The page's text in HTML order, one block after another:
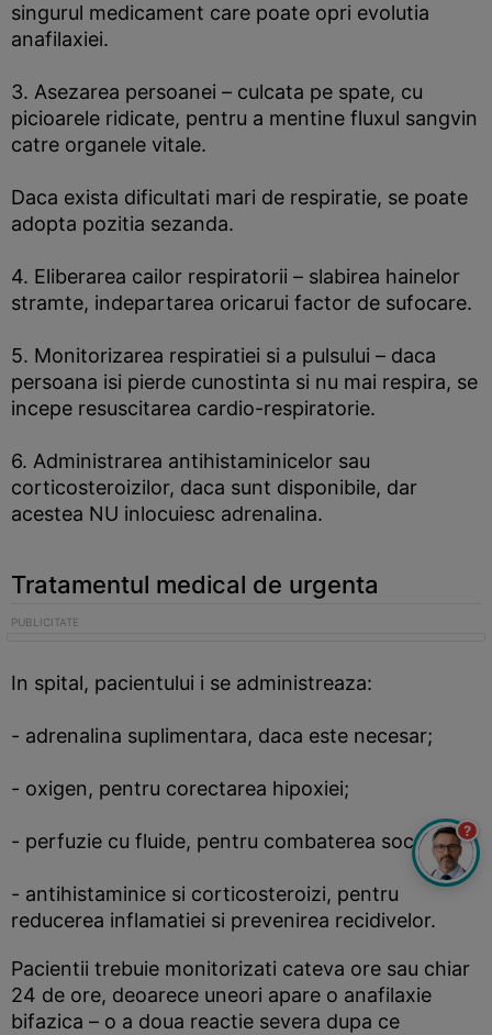
singurul medicament care poate opri evolutia
anafilaxiei.
3. Asezarea persoanei – culcata pe spate, cu
picioarele ridicate, pentru a mentine fluxul sangvin
catre organele vitale.
Daca exista dificultati mari de respiratie, se poate
adopta pozitia sezanda.
4. Eliberarea cailor respiratorii – slabirea hainelor
stramte, indepartarea oricarui factor de sufocare.
5. Monitorizarea respiratiei si a pulsului – daca
persoana isi pierde cunostinta si nu mai respira, se
incepe resuscitarea cardio-respiratorie.
6. Administrarea antihistaminicelor sau
corticosteroizilor, daca sunt disponibile, dar
acestea NU inlocuiesc adrenalina.
Tratamentul medical de urgenta
In spital, pacientului i se administreaza:
- adrenalina suplimentara, daca este necesar;
- oxigen, pentru corectarea hipoxiei;
- perfuzie cu fluide, pentru combaterea socului;
- antihistaminice si corticosteroizi, pentru
reducerea inflamatiei si prevenirea recidivelor.
Pacientii trebuie monitorizati cateva ore sau chiar
24 de ore, deoarece uneori apare o anafilaxie
bifazica – o a doua reactie severa dupa ce
?